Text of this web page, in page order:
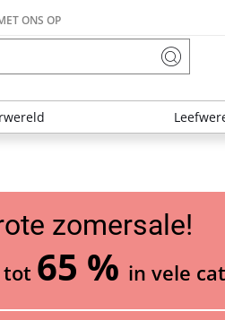
ONS OP
zomersale!
tot 65 % in vele